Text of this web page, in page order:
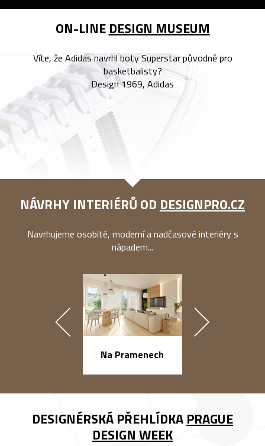
ON-LINE DESIGN MUSEUM
Víte, že Adidas navrhl boty Superstar původně pro
basketbalisty?
Design 1969, Adidas
NÁVRHY INTERIÉRŮ OD DESIGNPRO.CZ
Navrhujeme osobité, moderní a nadčasové interiéry s
nápadem...
Na Pramenech
DESIGNÉRSKÁ PŘEHLÍDKA PRAGUE
DESIGN WEEK